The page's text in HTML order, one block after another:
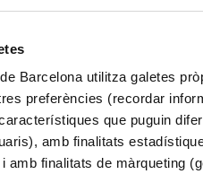
Barcelona utilitza galetes
preferències (recordar
que puguin
amb finalitats
amb finalitats de màrqueting
electrònic a